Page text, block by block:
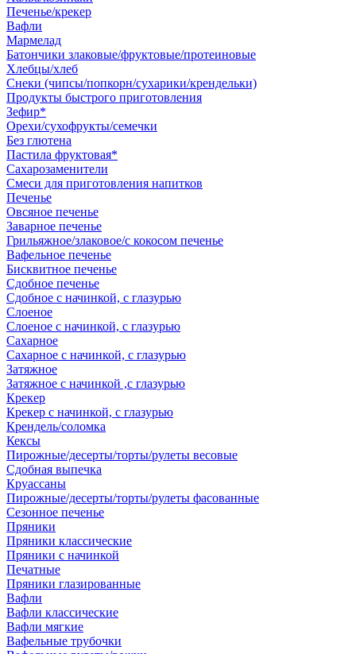
Печенье/крекер
Вафли
Мармелад
Батончики злаковые/фруктовые/протеиновые
Хлебцы/хлеб
Снеки (чипсы/попкорн/сухарики/крендельки)
Продукты быстрого приготовления
Зефир*
Орехи/сухофрукты/семечки
Без глютена
Пастила фруктовая*
Сахарозаменители
Смеси для приготовления напитков
Печенье
Овсяное печенье
Заварное печенье
Грильяжное/злаковое/с кокосом печенье
Вафельное печенье
Бисквитное печенье
Сдобное печенье
Сдобное с начинкой, с глазурью
Слоеное
Слоеное с начинкой, с глазурью
Сахарное
Сахарное с начинкой, с глазурью
Затяжное
Затяжное с начинкой ,с глазурью
Крекер
Крекер с начинкой, с глазурью
Крендель/соломка
Кексы
Пирожные/десерты/торты/рулеты весовые
Сдобная выпечка
Круассаны
Пирожные/десерты/торты/рулеты фасованные
Сезонное печенье
Пряники
Пряники классические
Пряники с начинкой
Печатные
Пряники глазированные
Вафли
Вафли классические
Вафли мягкие
Вафельные трубочки